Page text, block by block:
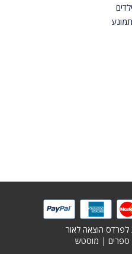
ילדים
תמונע
https://
לפרדס הוצאה לאור
ספרים | מוסטש